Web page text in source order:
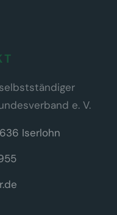
e. V.
Iserlohn